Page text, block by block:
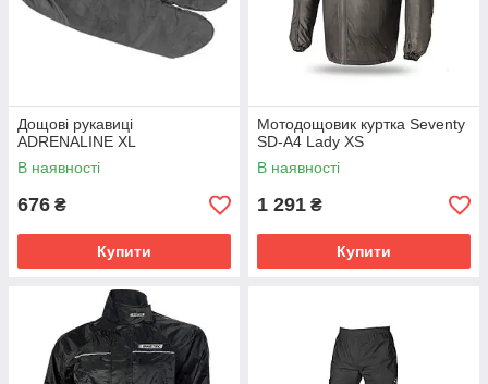
Дощові рукавиці
ADRENALINE XL
В наявності
676 ₴
Купити
Мотодощовик куртка Seventy
SD-A4 Lady XS
В наявності
1 291 ₴
Купити